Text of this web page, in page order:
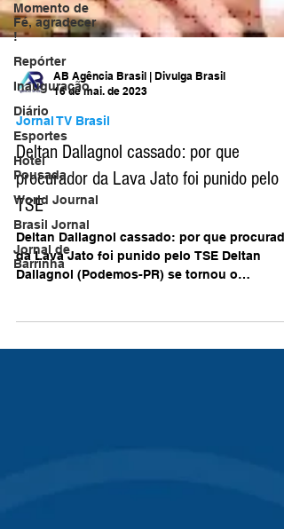
Momento de
Fé, agradecer
!
Repórter
Inauguração
Diário
Esportes
Hotel
Pousada
World Journal
Brasil Jornal
Jornal de
Barrinha
AB Agência Brasil | Divulga Brasil
16 de mai. de 2023
Jornal TV Brasil
Deltan Dallagnol cassado: por que
procurador da Lava Jato foi punido pelo
TSE
da Lava Jato foi punido pelo TSE Deltan